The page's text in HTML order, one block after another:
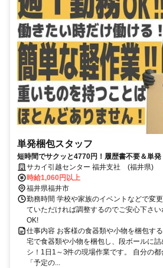
単発梱包スタッフ
短時間でサクッと4770円！履歴書不要＆単
主要駅から送迎あり◎
サカイ引越センター 福井支社 (福井県)
時給1,060円以上
福井県福井市
勤務時間 学校や家族のイベントなどで変
ていただければ調整するのでご安心下さ
OK!
仕事内容 お客様の食器類や小物を梱包す
宅で食器類や小物を梱包し、段ボールに
シ！1日1～3件の現場作業です。 自分の
「予定の...